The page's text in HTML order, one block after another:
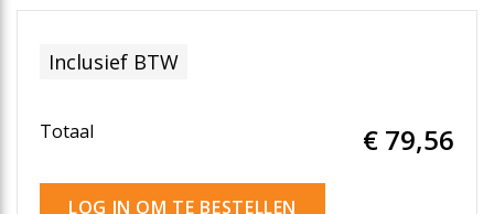
Inclusief BTW
Totaal € 79,56
LOG IN OM TE BESTELLEN